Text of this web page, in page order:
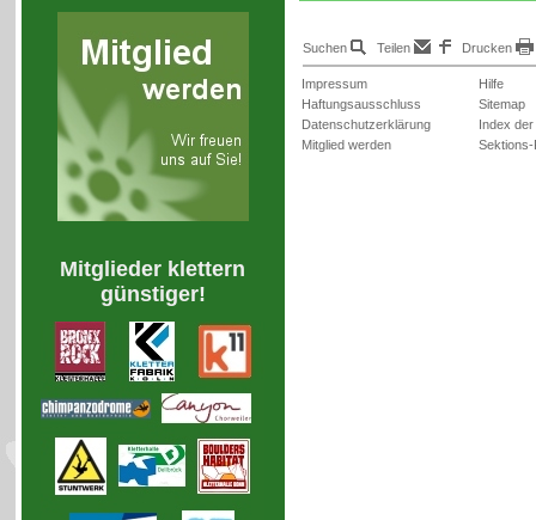
Mitglieder klettern
günstiger!
Suchen Teilen Drucken
Impressum
Haftungsausschluss
Datenschutzerklärung
Mitglied werden
Hilfe
Sitemap
Index
Sektions-